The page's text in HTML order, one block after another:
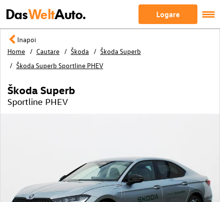
DasWeltAuto. Logare
Inapoi
Home
Cautare Škoda
Škoda Superb
Škoda Superb Sportline PHEV
Škoda Superb
Sportline PHEV